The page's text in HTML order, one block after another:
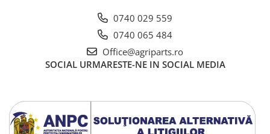
0740 029 559
0740 065 484
Office@agriparts.ro
SOCIAL URMARESTE-NE IN SOCIAL MEDIA